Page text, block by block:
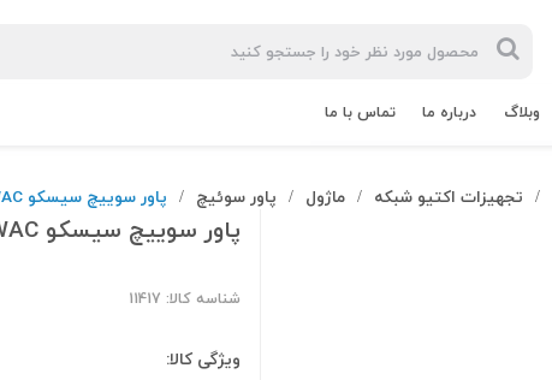
وبلاگ درباره ما تماس با ما
/ تجهیزات اکتیو شبکه / ماژول / پاور سوئیچ / پاور سوییچ سیسکو C3KX-PWR-715WAC
پاور سوییچ سیسکو C3KX-PWR-715WAC
شناسه کالا: 11417
ویژگی کالا: